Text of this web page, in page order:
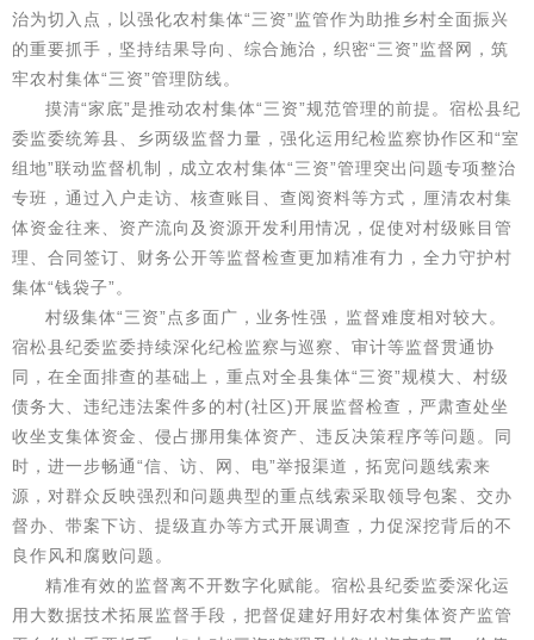
治为切入点，以强化农村集体“三资”监管作为助推乡村全面振兴
的重要抓手，坚持结果导向、综合施治，织密“三资”监督网，筑
牢农村集体“三资”管理防线。
摸清“家底”是推动农村集体“三资”规范管理的前提。宿松县纪
委监委统筹县、乡两级监督力量，强化运用纪检监察协作区和“室
组地”联动监督机制，成立农村集体“三资”管理突出问题专项整治
专班，通过入户走访、核查账目、查阅资料等方式，厘清农村集
体资金往来、资产流向及资源开发利用情况，促使对村级账目管
理、合同签订、财务公开等监督检查更加精准有力，全力守护村
集体“钱袋子”。
村级集体“三资”点多面广，业务性强，监督难度相对较大。
宿松县纪委监委持续深化纪检监察与巡察、审计等监督贯通协
同，在全面排查的基础上，重点对全县集体“三资”规模大、村级
债务大、违纪违法案件多的村(社区)开展监督检查，严肃查处坐
收坐支集体资金、侵占挪用集体资产、违反决策程序等问题。同
时，进一步畅通“信、访、网、电”举报渠道，拓宽问题线索来
源，对群众反映强烈和问题典型的重点线索采取领导包案、交办
督办、带案下访、提级直办等方式开展调查，力促深挖背后的不
良作风和腐败问题。
精准有效的监督离不开数字化赋能。宿松县纪委监委深化运
用大数据技术拓展监督手段，把督促建好用好农村集体资产监管